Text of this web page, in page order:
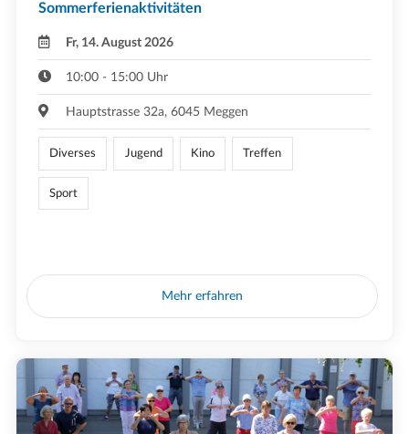
Sommerferienaktivitäten
Fr, 14. August 2026
10:00 - 15:00 Uhr
Hauptstrasse 32a, 6045 Meggen
Diverses Jugend Kino Treffen
Sport
Mehr erfahren